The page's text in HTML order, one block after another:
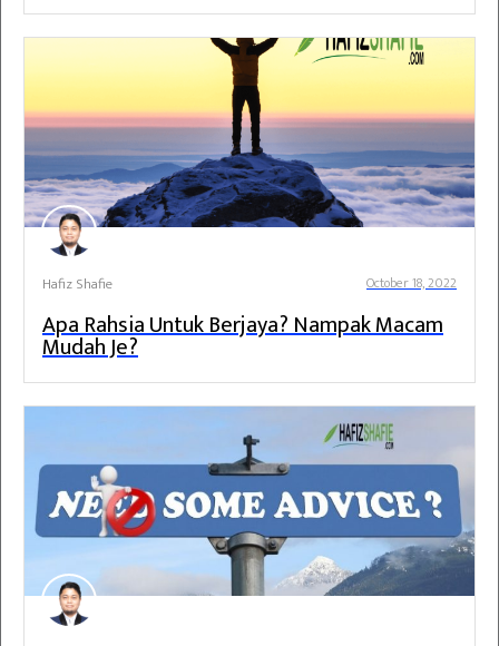
Hafiz Shafie October 18, 2022
Apa Rahsia Untuk Berjaya? Nampak Macam
Mudah Je?